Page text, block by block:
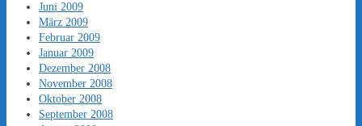
Juni 2009
März 2009
Februar 2009
Januar 2009
Dezember 2008
November 2008
Oktober 2008
September 2008